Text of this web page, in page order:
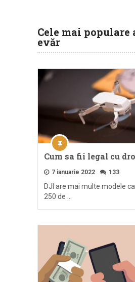
Cele mai populare
evăr
Cum sa fii legal cu
7 ianuarie 2022 133
DJI are mai multe modele
250 de …